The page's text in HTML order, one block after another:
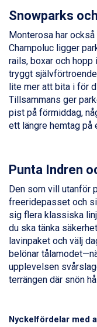
Alleghe från
Bad Gastein
Arabba från
La Thuile från
Cervinia från
Passo Tonale
Sölden från
Saalbach från
Bad
Fieberbrunn
Ischgl från
Wagrain från
Val Thorens
St. Anton från
Zell am See
Livigno från
Canazei från
Ponte di
Sauze dOulx
Arabba från
Snowparks
Monterosa har
Champoluc ligger
rails, boxar och hopp
tryggt
lite mer att bita i för
Tillsammans ger
pist på förmiddag,
ett längre hemtag på
Punta Indren
Den som vill utanför
freeridepasset och
sig flera klassiska
du ska tänka
lavinpaket och välj
belönar
upplevelsen
terrängen där snön
Nyckelfördelar med